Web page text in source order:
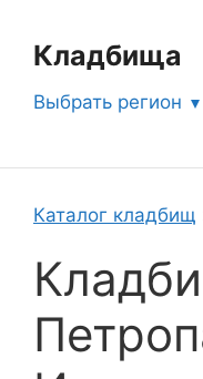
содержимому
Кладбища
Выбрать регион
Каталог кладбищ